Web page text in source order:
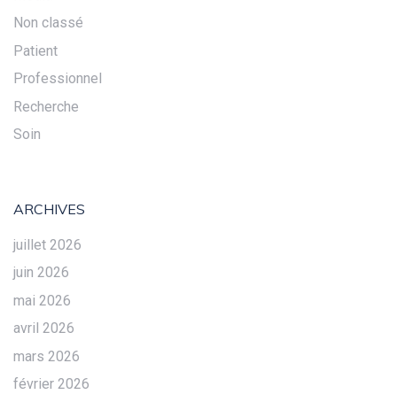
Non classé
Patient
Professionnel
Recherche
Soin
ARCHIVES
juillet 2026
juin 2026
mai 2026
avril 2026
mars 2026
février 2026